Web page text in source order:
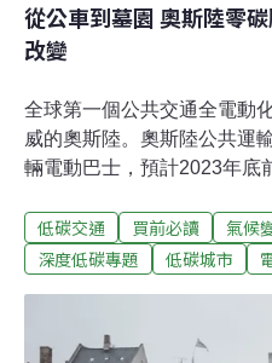
從公車到墓園 奧斯陸零
改變
全球第一個公共交通全電動
威的奧斯陸。奧斯陸公共運
輛電動巴士，預計2023年底
年。擁有70萬人口的奧斯陸
四通八達的的電車和自行車
不再追求一片平坦，部分地
低碳交通 買前必讀 氣候
深度低碳專題
低碳城市